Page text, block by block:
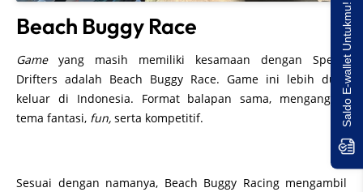
Beach Buggy Race
Gameyang masih memiliki kesamaan dengan Speed
Drifters adalah Beach Buggy Race. Game ini lebih dulu
keluar di Indonesia. Format balapan sama, mengangkat
tema fantasi, fun, serta kompetitif.
Sesuai dengan namanya, Beach Buggy Racing mengambil
Saldo E-wallet Untukmu!